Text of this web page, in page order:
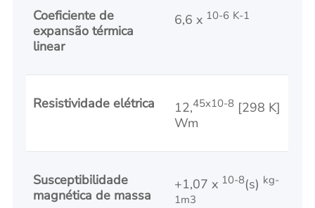
Coeficiente de
expansão térmica
linear
6,6 x 10-6 K-1
Resistividade elétrica 12,45x10-8[298 K]
Wm
Susceptibilidade
magnética de massa
+1,07 x 10-8(s) kg-
1m3